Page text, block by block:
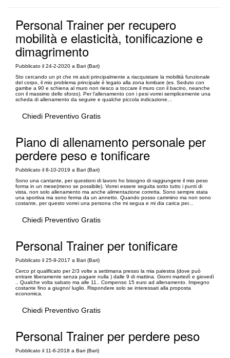
Personal Trainer per recupero
mobilità e elasticità, tonificazione e
dimagrimento
Pubblicato il 24-2-2020 a Bari (Bari)
Sto cercando un pt che mi aiuti principalmente a riacquistare la mobilità funzionale
del corpo, il mio problema principale è legato alla zona lombare (es. Seduto con
gambe a 90 e schiena al muro non riesco a toccare il muro con il bacino, neanche
con il massimo dello sforzo). Per l’allenamento con i pesi vorrei semplicemente una
scheda di allenamento da seguire e qualche piccola indicazione...
Chiedi Preventivo Gratis
Piano di allenamento personale per
perdere peso e tonificare
Pubblicato il 8-10-2019 a Bari (Bari)
Sono una cantante, per questioni di lavoro ho bisogno di raggiungere il mio peso
forma in un mese(meno se possibile). Vorrei essere seguita sotto tutto i punti di
vista, non solo allenamento ma anche alimentazione corretta. Sono sempre stata
una sportiva ma sono ferma da un annetto. Quando posso cammino ma non sono
costante, per questo vorrei una persona che mi segua e mi dia carica per...
Chiedi Preventivo Gratis
Personal Trainer per tonificare
Pubblicato il 25-9-2017 a Bari (Bari)
Cerco pt qualificato per 2/3 volte a settimana presso la mia palestra (dove può
entrare liberamente senza pagare nulla ) dalle 9 di mattina. Giorni martedì e giovedì
.. Qualche volta sabato ma alle 11.. Compenso 15 euro ad allenamento. Impegno
costante fino a giugno/ luglio. Rispondere solo se interessati alla proposta
economica.
Chiedi Preventivo Gratis
Personal Trainer per perdere peso
Pubblicato il 11-6-2018 a Bari (Bari)